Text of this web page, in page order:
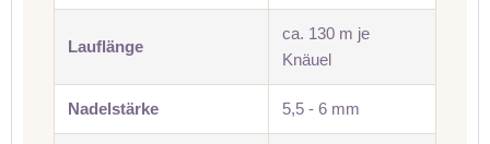
Lauflänge
ca. 130 m je
Knäuel
Nadelstärke 5,5 - 6 mm